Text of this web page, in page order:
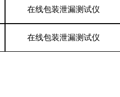
在线包装泄漏测试仪
在线包装泄漏测试仪